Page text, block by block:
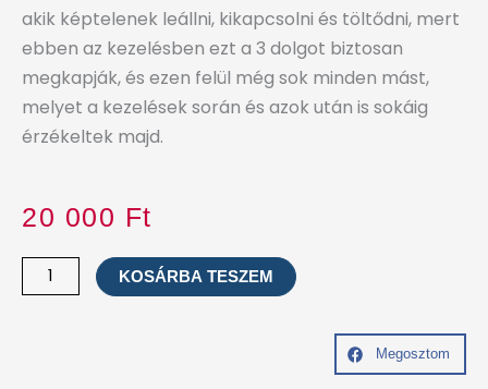
akik képtelenek leállni, kikapcsolni és töltődni, mert
ebben az kezelésben ezt a 3 dolgot biztosan
megkapják, és ezen felül még sok minden mást,
melyet a kezelések során és azok után is sokáig
érzékeltek majd.
20 000 Ft
Access
Bars
KOSÁRBA TESZEM
Megosztom